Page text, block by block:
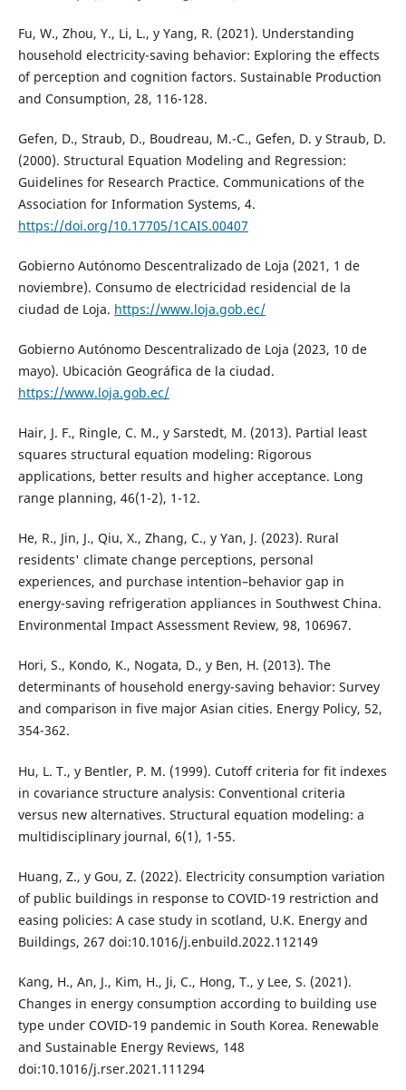
Fu, W., Zhou, Y., Li, L., y Yang, R. (2021). Understanding
household electricity-saving behavior: Exploring the effects
of perception and cognition factors. Sustainable Production
and Consumption, 28, 116-128.
Gefen, D., Straub, D., Boudreau, M.-C., Gefen, D. y Straub, D.
(2000). Structural Equation Modeling and Regression:
Guidelines for Research Practice. Communications of the
Association for Information Systems, 4.
https://doi.org/10.17705/1CAIS.00407
Gobierno Autónomo Descentralizado de Loja (2021, 1 de
noviembre). Consumo de electricidad residencial de la
ciudad de Loja. https://www.loja.gob.ec/
Gobierno Autónomo Descentralizado de Loja (2023, 10 de
mayo). Ubicación Geográfica de la ciudad.
https://www.loja.gob.ec/
Hair, J. F., Ringle, C. M., y Sarstedt, M. (2013). Partial least
squares structural equation modeling: Rigorous
applications, better results and higher acceptance. Long
range planning, 46(1-2), 1-12.
He, R., Jin, J., Qiu, X., Zhang, C., y Yan, J. (2023). Rural
residents' climate change perceptions, personal
experiences, and purchase intention–behavior gap in
energy-saving refrigeration appliances in Southwest China.
Environmental Impact Assessment Review, 98, 106967.
Hori, S., Kondo, K., Nogata, D., y Ben, H. (2013). The
determinants of household energy-saving behavior: Survey
and comparison in five major Asian cities. Energy Policy, 52,
354-362.
Hu, L. T., y Bentler, P. M. (1999). Cutoff criteria for fit indexes
in covariance structure analysis: Conventional criteria
versus new alternatives. Structural equation modeling: a
multidisciplinary journal, 6(1), 1-55.
Huang, Z., y Gou, Z. (2022). Electricity consumption variation
of public buildings in response to COVID-19 restriction and
easing policies: A case study in scotland, U.K. Energy and
Buildings, 267 doi:10.1016/j.enbuild.2022.112149
Kang, H., An, J., Kim, H., Ji, C., Hong, T., y Lee, S. (2021).
Changes in energy consumption according to building use
type under COVID-19 pandemic in South Korea. Renewable
and Sustainable Energy Reviews, 148
doi:10.1016/j.rser.2021.111294